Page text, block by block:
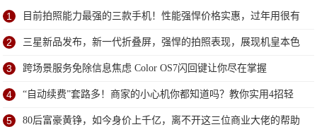
1 目前拍照能力最强的三款手机！性能强悍价格实惠，过年用很有
面子
2 三星新品发布，新一代折叠屏，强悍的拍照表现，展现机皇本色
3 跨场景服务免除信息焦虑 Color OS7闪回键让你尽在掌握
4 “自动续费”套路多！商家的小心机你都知道吗？教你实用4招轻
松避免
5 80后富豪黄铮，如今身价上千亿，离不开这三位商业大佬的帮助